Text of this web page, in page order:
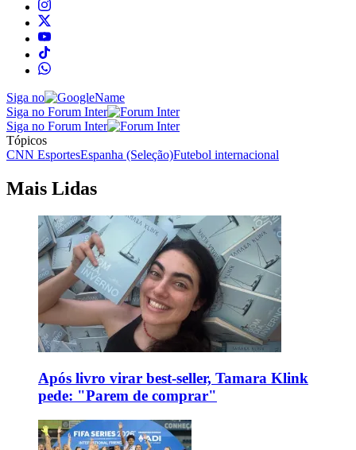
Siga no
Siga no Forum Inter
Siga no Forum Inter
Tópicos
CNN EsportesEspanha (Seleção)Futebol internacional
Mais Lidas
Após livro virar best-seller, Tamara Klink
pede: "Parem de comprar"